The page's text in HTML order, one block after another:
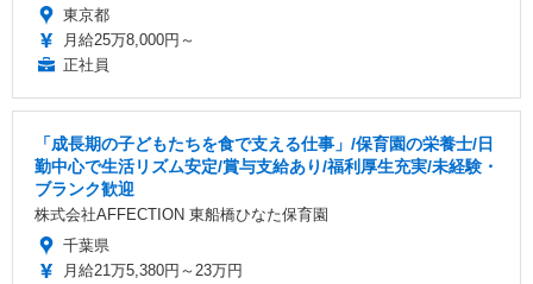
東京都
月給25万8,000円～
正社員
「成長期の子どもたちを食で支える仕事」/保育園の栄養士/日
勤中心で生活リズム安定/賞与支給あり/福利厚生充実/未経験・
ブランク歓迎
株式会社AFFECTION 東船橋ひなた保育園
千葉県
月給21万5,380円～23万円